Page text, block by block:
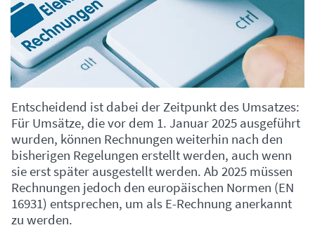
Entscheidend ist dabei der Zeitpunkt des Umsatzes:
Für Umsätze, die vor dem 1. Januar 2025 ausgeführt
wurden, können Rechnungen weiterhin nach den
bisherigen Regelungen erstellt werden, auch wenn
sie erst später ausgestellt werden. Ab 2025 müssen
Rechnungen jedoch den europäischen Normen (EN
16931) entsprechen, um als E-Rechnung anerkannt
zu werden.